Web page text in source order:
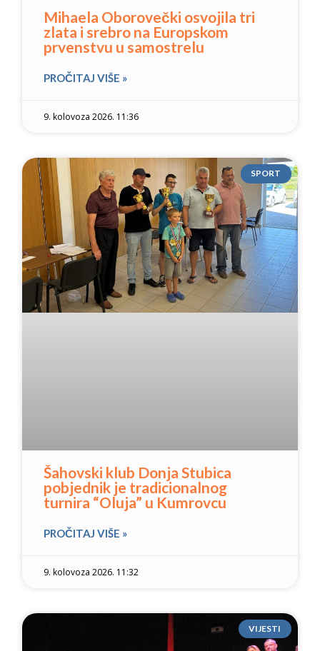
Mihaela Oborovečki osvojila tri
zlata i srebro na Europskom
prvenstvu u samostrelu
PROČITAJ VIŠE »
9. kolovoza 2026. 11:36
SPORT
Šahovski klub Donja Stubica
pobjednik je tradicionalnog
turnira “Oluja” u Kumrovcu
PROČITAJ VIŠE »
9. kolovoza 2026. 11:32
VIJESTI